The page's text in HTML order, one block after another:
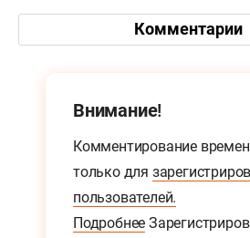
Комментарии
Внимание!
Комментирование
только для
пользователей.
Подробнее